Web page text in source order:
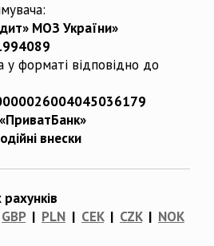
МОЗ України»
у форматі відповідно до
внески
GBP| PLN | CEK| CZK| NOK